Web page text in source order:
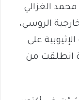
الغزالي
الروسي،
على
انطلقت من